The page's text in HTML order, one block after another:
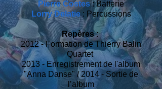
Pierre Costes : Batterie
Lorry Delatie: Percussions
Repères :
2012 - Formation de Thierry Balin
Quartet
2013 - Enregistrement de l'album
"Anna Danse" / 2014 - Sortie de
l’album